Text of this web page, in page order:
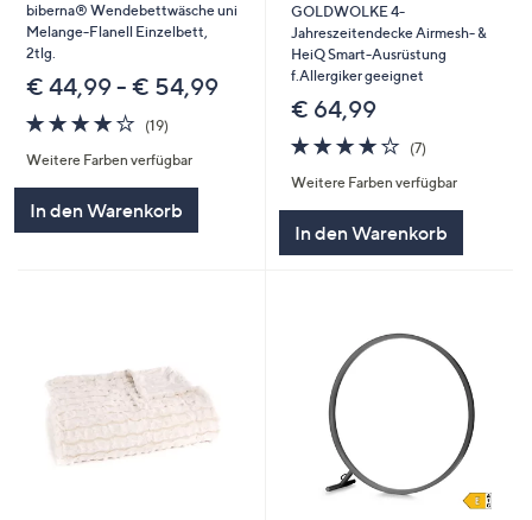
biberna® Wendebettwäsche uni
Melange-Flanell Einzelbett,
2tlg.
€ 44,99 - € 54,99
4.2
von
5
(19)19
Weitere Farben verfügbar
In den Warenkorb
GOLDWOLKE 4-
Jahreszeitendecke Airmesh- &
HeiQ Smart-Ausrüstung
f.Allergiker geeignet
€ 64,99
4.1
von
5
(7)7
Weitere Farben verfügbar
In den Warenkorb